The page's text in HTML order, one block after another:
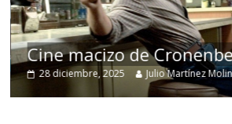
Cine macizo de
28 diciembre, 2025 Julio Martínez